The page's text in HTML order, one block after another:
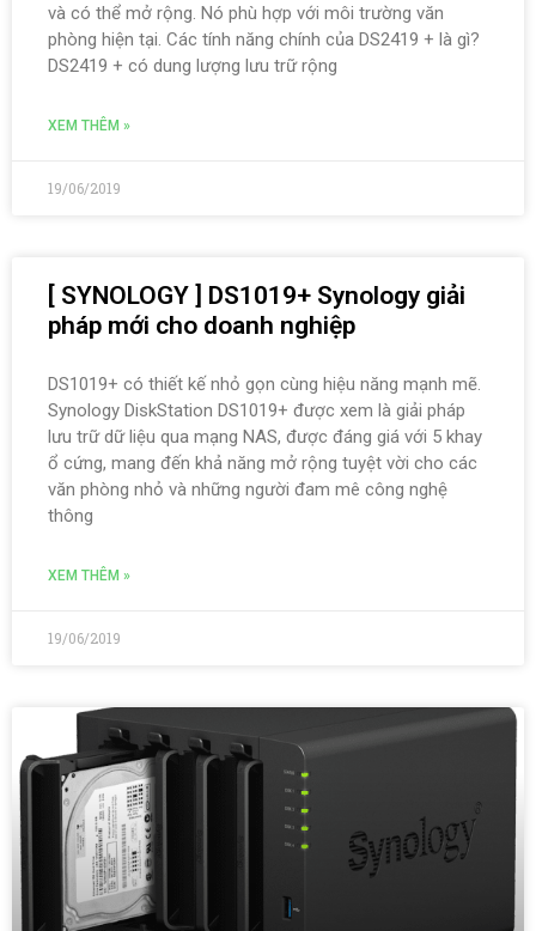
và có thể mở rộng. Nó phù hợp với môi trường văn
phòng hiện tại. Các tính năng chính của DS2419 + là gì?
DS2419 + có dung lượng lưu trữ rộng
XEM THÊM »
19/06/2019
[ SYNOLOGY ] DS1019+ Synology giải
pháp mới cho doanh nghiệp
DS1019+ có thiết kế nhỏ gọn cùng hiệu năng mạnh mẽ.
Synology DiskStation DS1019+ được xem là giải pháp
lưu trữ dữ liệu qua mạng NAS, được đáng giá với 5 khay
ổ cứng, mang đến khả năng mở rộng tuyệt vời cho các
văn phòng nhỏ và những người đam mê công nghệ
thông
XEM THÊM »
19/06/2019